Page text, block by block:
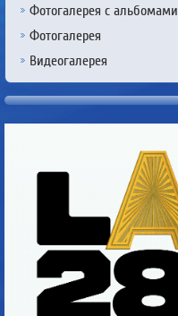
Фотогалерея с альбомами
Фотогалерея
Видеогалерея